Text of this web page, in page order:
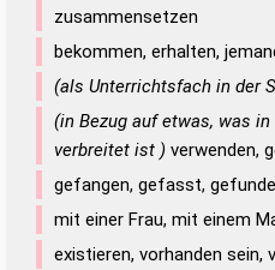
zusammensetzen
bekommen, erhalten,
(als Unterrichtsfach in der
(in Bezug auf etwas, was
verbreitet ist ) verwenden,
gefangen, gefasst,
mit einer Frau, mit einem
existieren, vorhanden sein,